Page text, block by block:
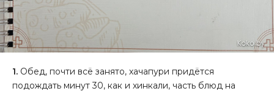
1. Обед, почти всё занято, хачапури придётся
подождать минут 30, как и хинкали, часть блюд на